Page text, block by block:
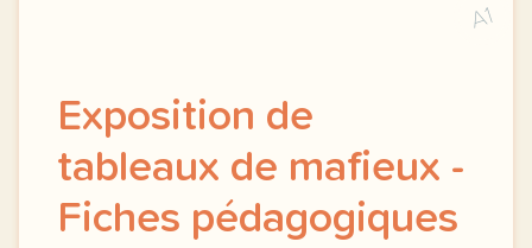
A1
Exposition de
tableaux de mafieux -
Fiches pédagogiques